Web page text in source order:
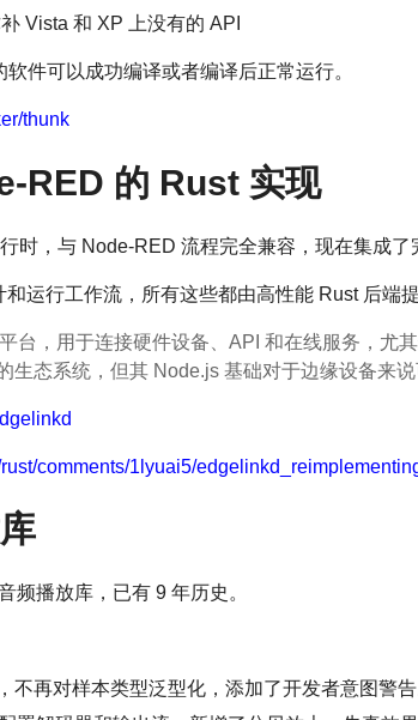
Vista 和 XP 上没有的 API
件可以成功编译或者编译后正常运行。
thunk
RED 的 Rust 实现
时，与 Node-RED 流程完全兼容，现在集成了
运行工作流，所有这些都由高性能 Rust 后端
台，用于连接硬件设备、API 和在线服务，尤
生态系统，但其 Node.js 基础对于边缘设备来说
comments/1lyuai5/
频播放库，已有 9 年历史。
不再对样本类型泛型化，添加了开发者意图警告